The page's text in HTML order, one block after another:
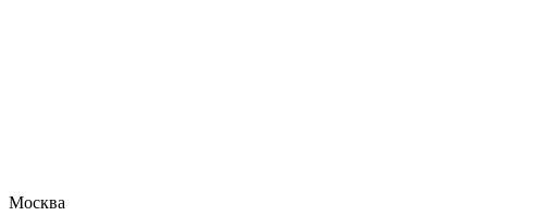
Москва